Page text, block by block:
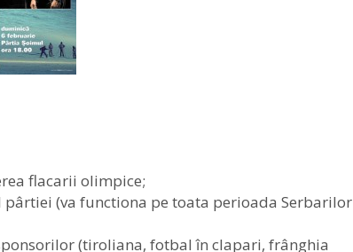
flacarii olimpice;
(va functiona pe toata perioada Serbarilor
(tiroliana, fotbal în clapari, frânghia